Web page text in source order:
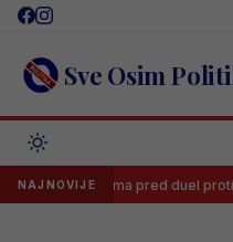
Skip
content Sve Osim
NAJNOVIJEpred duel protiv BiH